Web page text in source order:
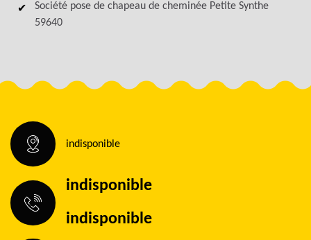
Société pose de chapeau de cheminée Petite Synthe
59640
indisponible
indisponible
indisponible